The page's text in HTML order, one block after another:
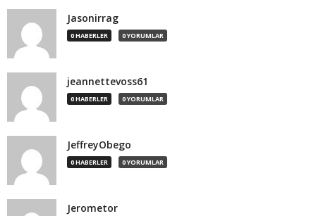
Jasonirrag
0 HABERLER 0 YORUMLAR
jeannettevoss61
0 HABERLER 0 YORUMLAR
JeffreyObego
0 HABERLER 0 YORUMLAR
Jerometor